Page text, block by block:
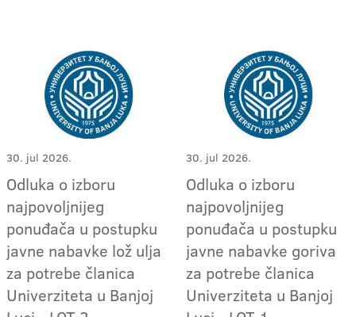
30. jul 2026.
Odluka o izboru
najpovoljnijeg
ponuđača u postupku
javne nabavke lož ulja
za potrebe članica
Univerziteta u Banjoj
30. jul 2026.
Odluka o izboru
najpovoljnijeg
ponuđača u postupku
javne nabavke goriva
za potrebe članica
Univerziteta u Banjoj